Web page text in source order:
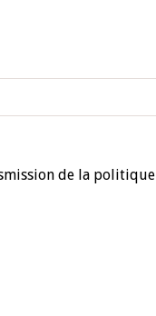
de la politique